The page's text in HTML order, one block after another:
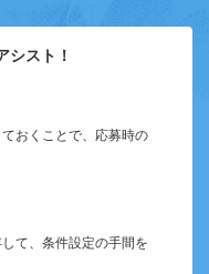
シスト！
おくことで、応募時の
て、条件設定の手間を